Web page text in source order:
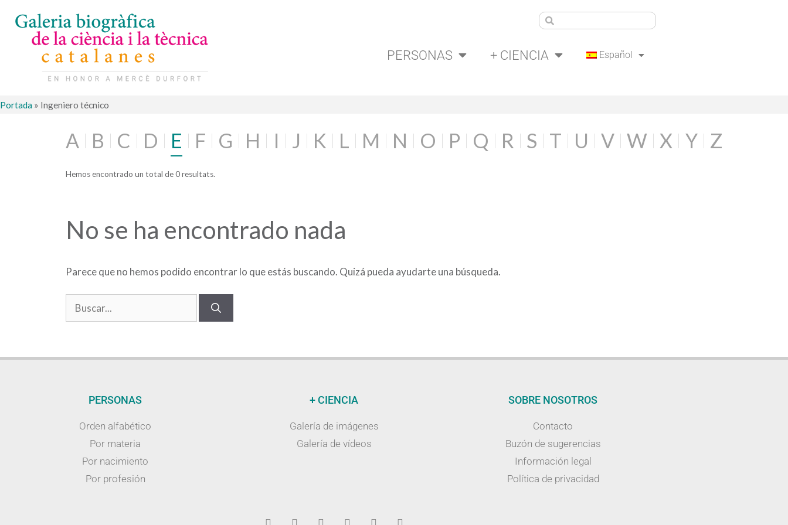
PERSONAS + CIENCIA Español
Portada » Ingeniero técnico
A B C D E F G H I J K L M N O P Q R S T U V W X Y Z
Hemos encontrado un total de 0 resultats.
No se ha encontrado nada
Parece que no hemos podido encontrar lo que estás buscando. Quizá pueda ayudarte una búsqueda.
PERSONAS
Orden alfabético
Por materia
Por nacimiento
Por profesión
+ CIENCIA
Galería de imágenes
Galería de vídeos
SOBRE NOSOTROS
Contacto
Buzón de sugerencias
Información legal
Política de privacidad